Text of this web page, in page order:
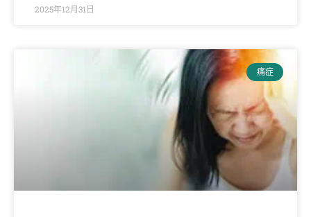
2025年12月31日
痛症